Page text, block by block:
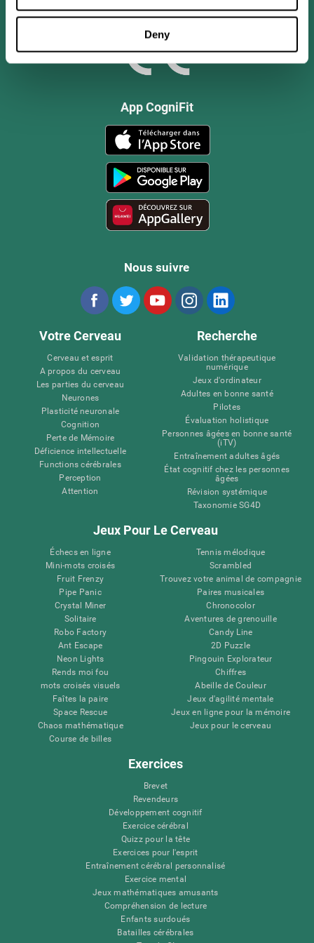
Deny
App CogniFit
Nous suivre
Votre Cerveau
Cerveau et esprit
A propos du cerveau
Les parties du cerveau
Neurones
Plasticité neuronale
Cognition
Perte de Mémoire
Déficience intellectuelle
Functions cérébrales
Perception
Attention
Recherche
Validation thérapeutique
numérique
Jeux d'ordinateur
Adultes en bonne santé
Pilotes
Évaluation holistique
Personnes âgées en bonne santé
(iTV)
Entraînement adultes âgés
État cognitif chez les personnes
âgées
Révision systémique
Taxonomie SG4D
Jeux Pour Le Cerveau
Échecs en ligne
Mini-mots croisés
Fruit Frenzy
Pipe Panic
Crystal Miner
Solitaire
Robo Factory
Ant Escape
Neon Lights
Rends moi fou
mots croisés visuels
Faîtes la paire
Space Rescue
Chaos mathématique
Course de billes
Tennis mélodique
Scrambled
Trouvez votre animal de compagnie
Paires musicales
Chronocolor
Aventures de grenouille
Candy Line
2D Puzzle
Pingouin Explorateur
Chiffres
Abeille de Couleur
Jeux d'agilité mentale
Jeux en ligne pour la mémoire
Jeux pour le cerveau
Exercices
Brevet
Revendeurs
Développement cognitif
Exercice cérébral
Quizz pour la tête
Exercices pour l'esprit
Entraînement cérébral personnalisé
Exercice mental
Jeux mathématiques amusants
Compréhension de lecture
Enfants surdoués
Batailles cérébrales